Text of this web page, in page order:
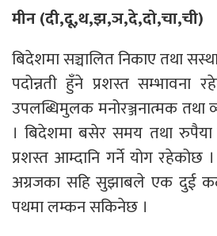
मीन (दी,दू,थ,झ,ञ,दे,दो,चा,ची)
बिदेशमा सञ्चालित निकाए तथा
पदोन्नती हुँने प्रशस्त सम्भावना
उपलब्धिमुलक मनोरञ्जनात्मक तथा
। बिदेशमा बसेर समय तथा रुपैया
प्रशस्त आम्दानि गर्ने योग रहेकोछ
अग्रजका सहि सुझाबले एक दुई
पथमा लम्कन सकिनेछ ।